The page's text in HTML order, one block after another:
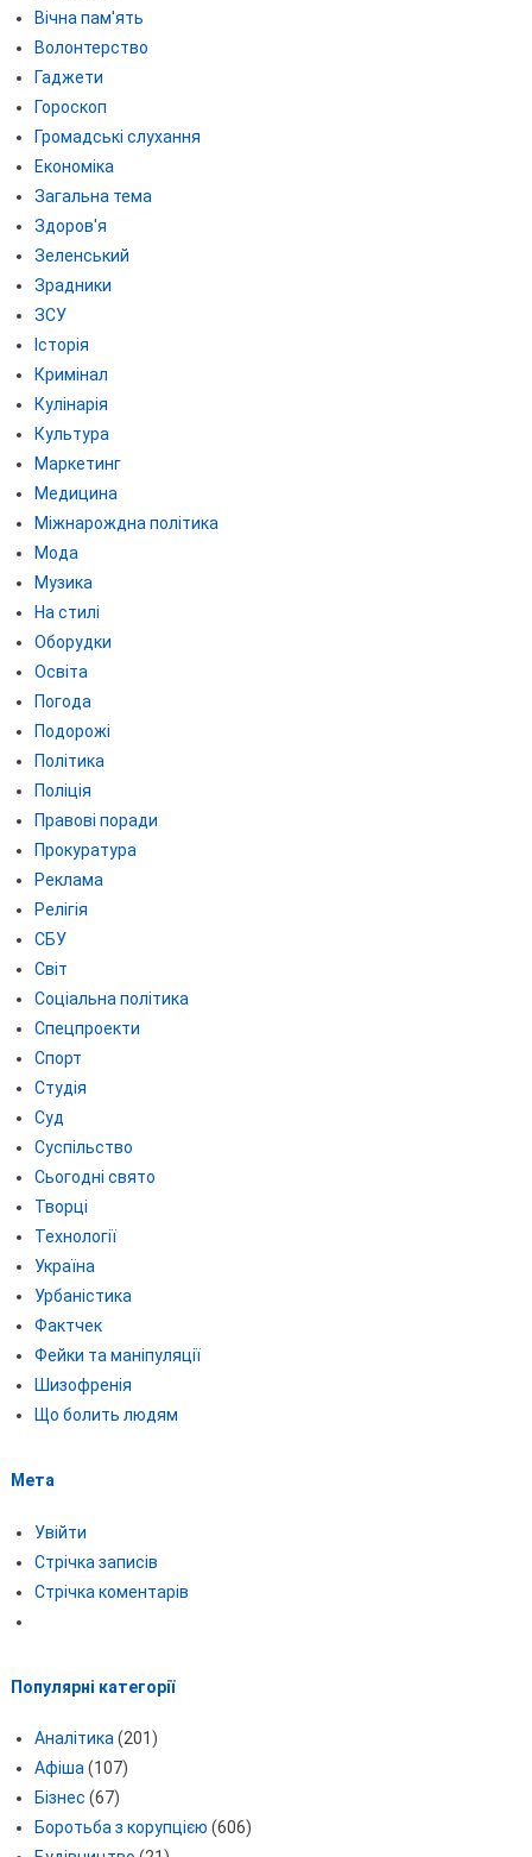
Вічна пам'ять
Волонтерство
Гаджети
Гороскоп
Громадські слухання
Економіка
Загальна тема
Здоров'я
Зеленський
Зрадники
ЗСУ
Історія
Кримінал
Кулінарія
Культура
Маркетинг
Медицина
Міжнарождна політика
Мода
Музика
На стилі
Оборудки
Освіта
Погода
Подорожі
Політика
Поліція
Правові поради
Прокуратура
Реклама
Релігія
СБУ
Світ
Соціальна політика
Спецпроекти
Спорт
Студія
Суд
Суспільство
Сьогодні свято
Творці
Технології
Україна
Урбаністика
Фактчек
Фейки та маніпуляції
Шизофренія
Що болить людям
Мета
Увійти
Стрічка записів
Стрічка коментарів
Популярні категорії
Аналітика (201)
Афіша (107)
Бізнес (67)
Боротьба з корупцією (606)